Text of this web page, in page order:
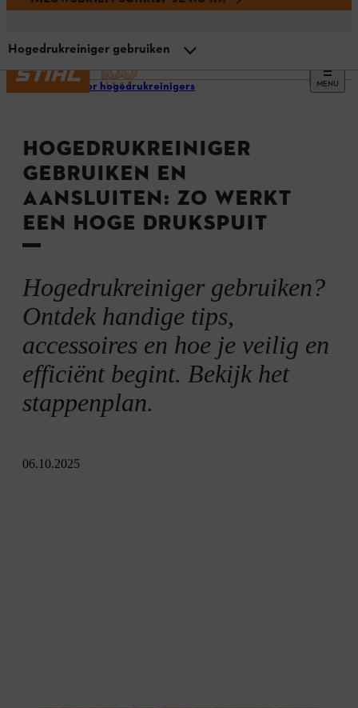
MENU
Tips voor hogedrukreinigers
HOGEDRUKREINIGER
GEBRUIKEN EN
AANSLUITEN: ZO WERKT
EEN HOGE DRUKSPUIT
Hogedrukreiniger gebruiken?
Ontdek handige tips,
accessoires en hoe je veilig en
efficiënt begint. Bekijk het
stappenplan.
06.10.2025
Hogedrukreiniger gebruiken
Overzicht: zo gebruik je een hoge drukspuit veilig en
Waarvoor kan je een hogedrukreiniger gebruiken?
Hogedrukreiniger correct aansluiten
Hogedrukreiniger gebruiken